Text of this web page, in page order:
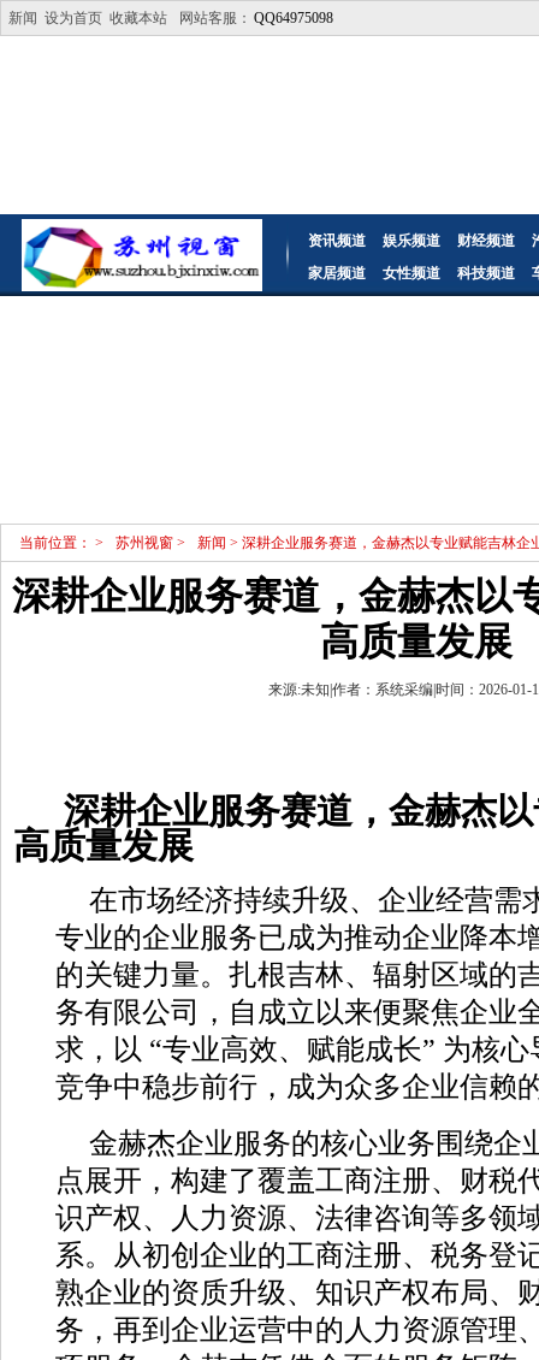
新闻 设为首页 收藏本站 网站客服： QQ64975098
资讯频道 娱乐频道 财经频道
家居频道
女性频道 科技频道
当前位置： > 苏州视窗 > 新闻 > 深耕企业服务赛道，金赫杰以专业赋能吉林企
深耕企业服务赛道，金赫杰以
高质量发展
来源:未知|作者：系统采编|时间：2026-01-
深耕企业服务赛道，金赫杰
高质量发展
在市场经济持续升级、企业经营需
专业的企业服务已成为推动企业降本
的关键力量。扎根吉林、辐射区域的
务有限公司，自成立以来便聚焦企业
求，以 “专业高效、赋能成长” 为核
竞争中稳步前行，成为众多企业信赖
金赫杰企业服务的核心业务围绕企
点展开，构建了覆盖工商注册、财税
识产权、人力资源、法律咨询等多领
系。从初创企业的工商注册、税务登
熟企业的资质升级、知识产权布局、
务，再到企业运营中的人力资源管理